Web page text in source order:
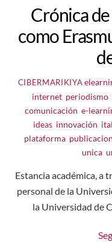
Crónica
como
CIBERMARIKIYA
internet periodismo
comunicación e-
ideas, innovación
plataforma,
unica ,
Estancia académica, a
personal de la
la Universidad de